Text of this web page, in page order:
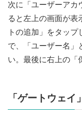
次に「ユーザーアカ
ると左上の画面が表
トの追加」をタッ
で、「ユーザー名」
い。最後に右上の「
「ゲートウェイ